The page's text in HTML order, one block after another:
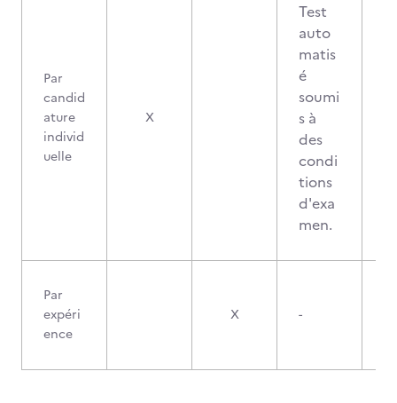
Par
candid
ature
individ
uelle
X
Test
auto
matis
é
soumi
s à
des
condi
tions
d'exa
men.
Par
expéri
ence
X -